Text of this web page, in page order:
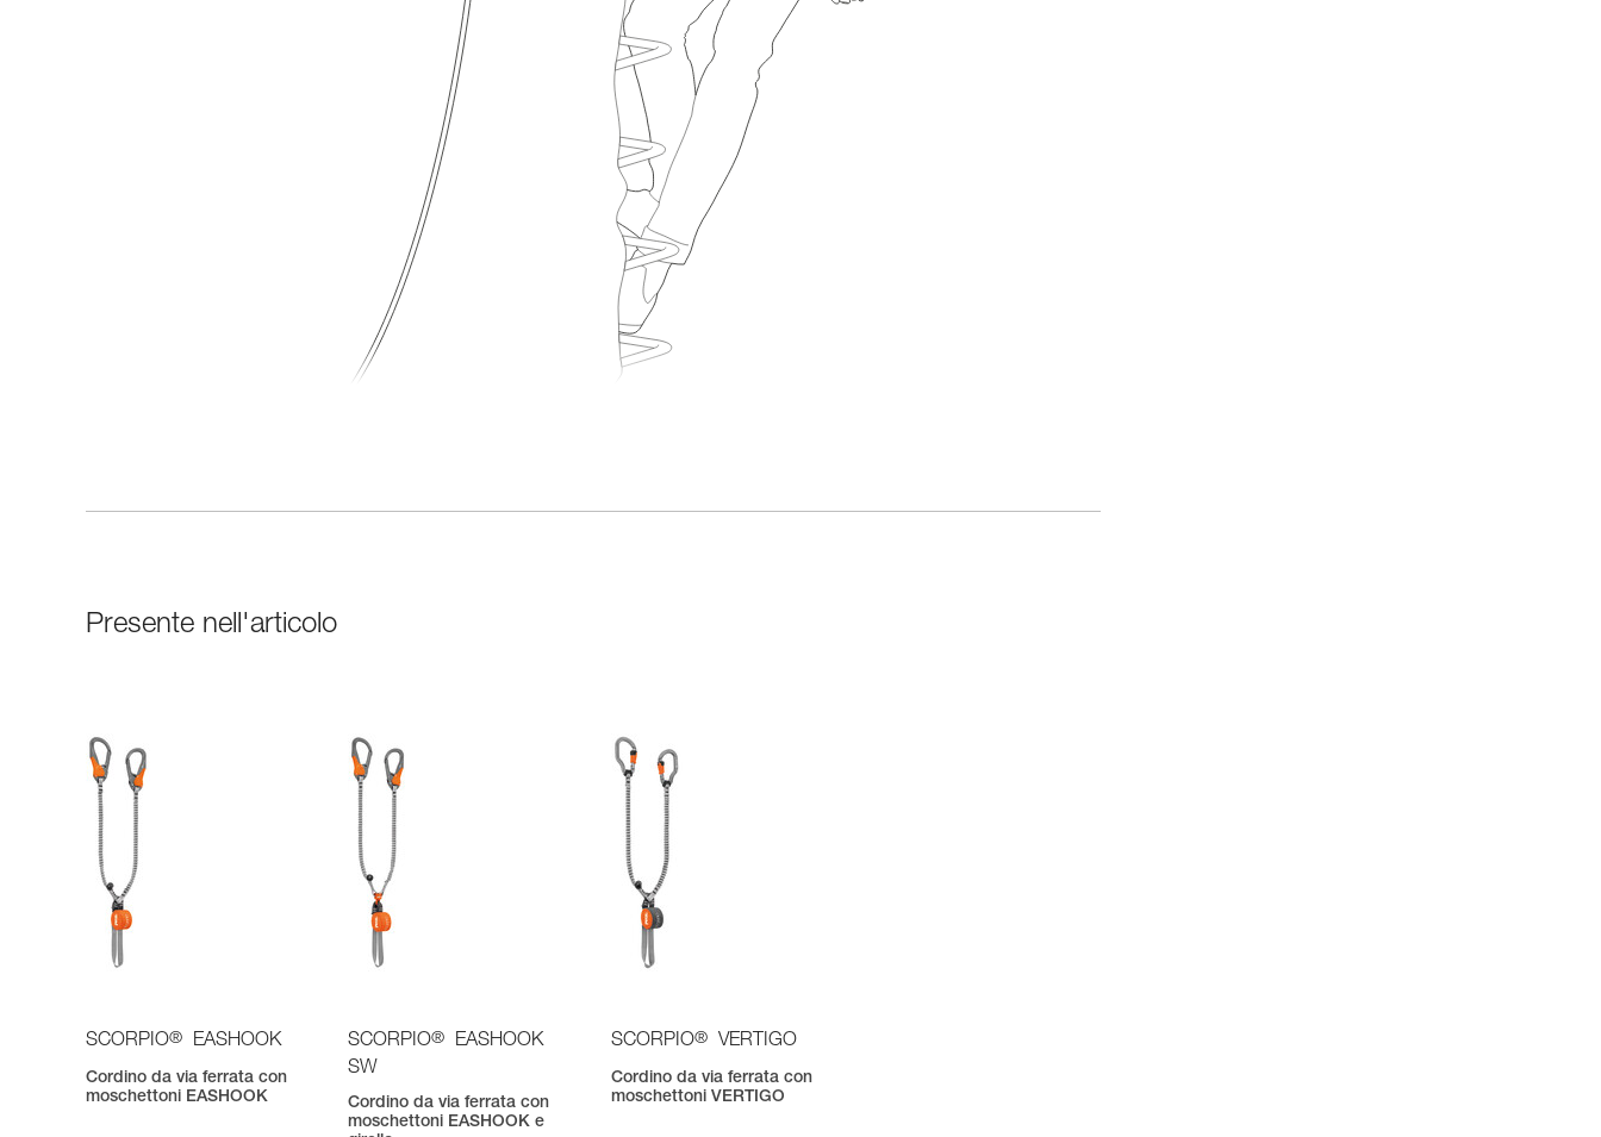
Presente nell'articolo
SCORPIO® EASHOOK
Cordino da via ferrata con
moschettoni EASHOOK
SCORPIO®
EASHOOK
SW
Cordino da via ferrata con
moschettoni EASHOOK e
SCORPIO® VERTIGO
Cordino da via ferrata con
moschettoni VERTIGO